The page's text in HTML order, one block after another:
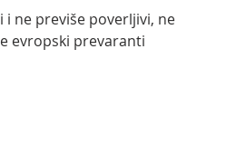
i ne previše poverljivi, ne
evropski prevaranti